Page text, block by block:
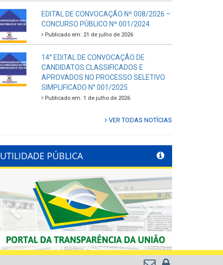
EDITAL DE CONVOCAÇÃO Nº 008/2026 –
CONCURSO PÚBLICO Nº 001/2024
Publicado em: 21 de julho de 2026
14° EDITAL DE CONVOCAÇÃO DE
CANDIDATOS CLASSIFICADOS E
APROVADOS NO PROCESSO SELETIVO
SIMPLIFICADO N° 001/2025
Publicado em: 1 de julho de 2026
VER TODAS NOTÍCIAS
UTILIDADE PÚBLICA
Previous Next